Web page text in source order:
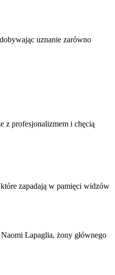
uznanie zarówno
z profesjonalizmem i chęcią
zapadają w pamięci widzów
Lapaglia, żony głównego